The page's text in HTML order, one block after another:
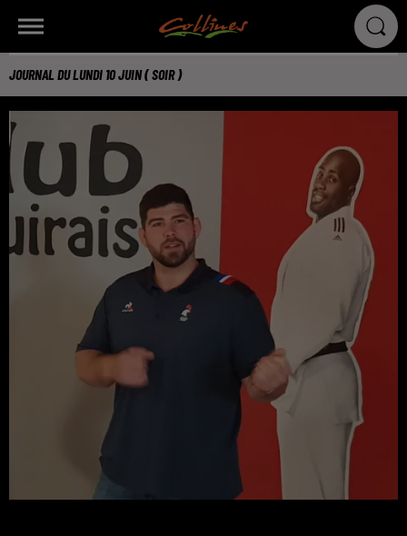
JOURNAL DU LUNDI 10 JUIN ( SOIR )